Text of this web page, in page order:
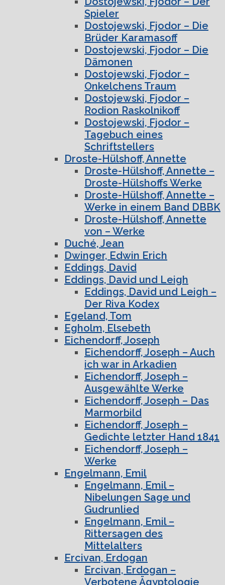
Spieler
Dostojewski, Fjodor – Die
Brüder Karamasoff
Dostojewski, Fjodor – Die
Dämonen
Dostojewski, Fjodor –
Onkelchens Traum
Dostojewski, Fjodor –
Rodion Raskolnikoff
Dostojewski, Fjodor –
Tagebuch eines
Schriftstellers
Droste-Hülshoff, Annette
Droste-Hülshoff, Annette –
Droste-Hülshoffs Werke
Droste-Hülshoff, Annette –
Werke in einem Band DBBK
Droste-Hülshoff, Annette
von – Werke
Duché, Jean
Dwinger, Edwin Erich
Eddings, David
Eddings, David und Leigh
Eddings, David und Leigh –
Der Riva Kodex
Egeland, Tom
Egholm, Elsebeth
Eichendorff, Joseph
Eichendorff, Joseph – Auch
ich war in Arkadien
Eichendorff, Joseph –
Ausgewählte Werke
Eichendorff, Joseph – Das
Marmorbild
Eichendorff, Joseph –
Gedichte letzter Hand 1841
Eichendorff, Joseph –
Werke
Engelmann, Emil
Engelmann, Emil –
Nibelungen Sage und
Gudrunlied
Engelmann, Emil –
Rittersagen des
Mittelalters
Ercivan, Erdogan
Ercivan, Erdogan –
Verbotene Ägyptologie